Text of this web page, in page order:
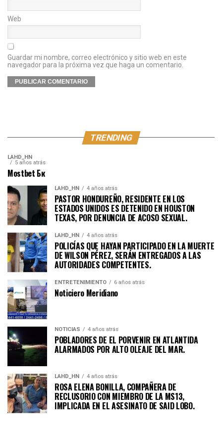
Web
Guardar mi nombre, correo electrónico y sitio web en este
navegador para la próxima vez que haga un comentario.
TRENDING
LAHD_HN
5 años atrás
Mostbet Бк
LAHD_HN 4 años atrás
PASTOR HONDUREÑO, RESIDENTE EN LOS
ESTADOS UNIDOS ES DETENIDO EN HOUSTON
TEXAS, POR DENUNCIA DE ACOSO SEXUAL.
LAHD_HN 4 años atrás
POLICÍAS QUE HAYAN PARTICIPADO EN LA MUERTE
DE WILSON PÉREZ, SERÁN ENTREGADOS A LAS
AUTORIDADES COMPETENTES.
ENTRETENIMIENTO 6 años atrás
Noticiero Meridiano
NOTICIAS 4 años atrás
POBLADORES DE EL PORVENIR EN ATLANTIDA
ALARMADOS POR ALTO OLEAJE DEL MAR.
LAHD_HN 4 años atrás
ROSA ELENA BONILLA, COMPAÑERA DE
RECLUSORIO CON MIEMBRO DE LA MS13,
IMPLICADA EN EL ASESINATO DE SAID LOBO.